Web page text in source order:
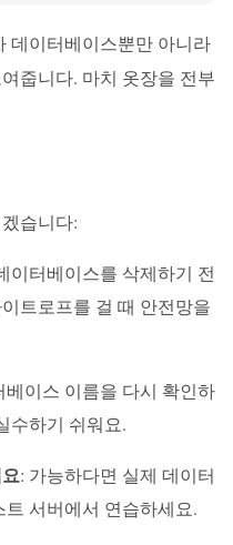
데이터베이스뿐만 아니라
줍니다. 마치 옷장을 전부
습니다:
이터베이스를 삭제하기 전
트로프를 걸 때 안전망을
베이스 이름을 다시 확인하
수하기 쉬워요.
: 가능하다면 실제 데이터
서버에서 연습하세요.